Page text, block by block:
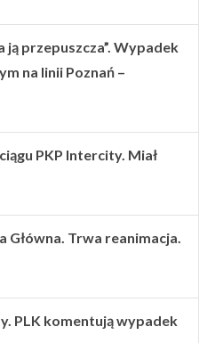
ją przepuszcza”. Wypadek
na linii Poznań –
PKP Intercity. Miał
Główna. Trwa reanimacja.
PLK komentują wypadek